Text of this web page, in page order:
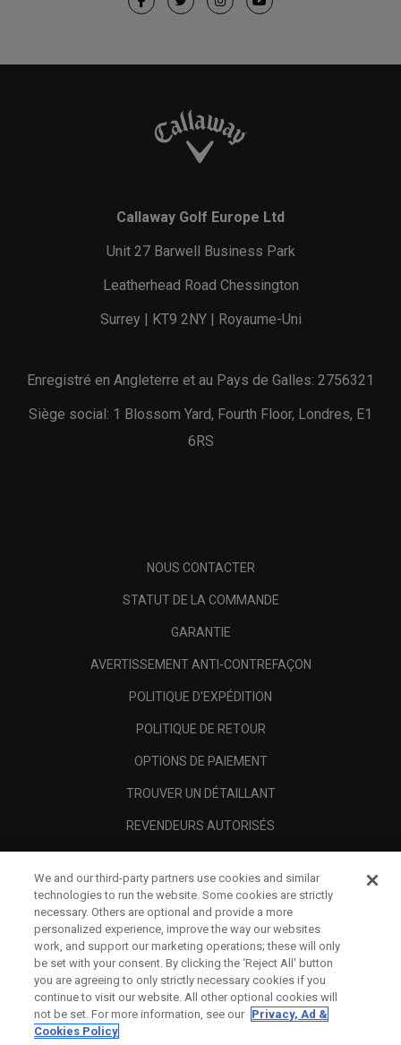
Callaway Golf Europe Ltd
Unit 27 Barwell Business Park
Leatherhead Road Chessington
Surrey | KT9 2NY | Royaume-Uni
Enregistré en Angleterre et au Pays de Galles: 2756321
Siège social: 1 Blossom Yard, Fourth Floor, Londres, E1
6RS
NOUS CONTACTER
STATUT DE LA COMMANDE
GARANTIE
AVERTISSEMENT ANTI-CONTREFAÇON
POLITIQUE D'EXPÉDITION
POLITIQUE DE RETOUR
OPTIONS DE PAIEMENT
TROUVER UN DÉTAILLANT
REVENDEURS AUTORISÉS
A PROPOS
MENTIONS LÉGALES
We and our third-party partners use cookies and similar
technologies to run the website. Some cookies are strictly
necessary. Others are optional and provide a more
personalized experience, improve the way our websites
work, and support our marketing operations; these will only
be set with your consent. By clicking the ‘Reject All' button
you are agreeing to only strictly necessary cookies if you
continue to visit our website. All other optional cookies will
not be set. For more information, see our Privacy, Ad &
Cookies Policy